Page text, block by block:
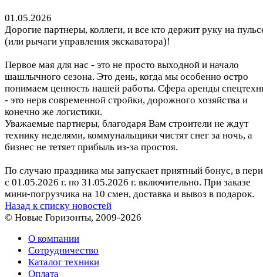
01.05.2026
Дорогие партнеры, коллеги, и все кто держит руку на
(или рычаги управления экскаватора)!
Первое мая для нас - это не просто выходной и начало
шашлычного сезона. Это день, когда мы особенно остро
понимаем ценность нашей работы. Сфера аренды
- это нерв современной стройки, дорожного хозяйства и
конечно же логистики.
Уважаемые партнеры, благодаря Вам строители не ждут
технику неделями, коммунальщики чистят снег за ночь, а
бизнес не тетяет прибыль из-за простоя.
По случаю праздника мы запускает приятный бонус, в
с 01.05.2026 г. по 31.05.2026 г. включительно. При заказе
мини-погрузчика на 10 смен, доставка и вывоз в подарок.
Назад к списку новостей
© Новые Горизонты, 2009-2026
О компании
Сотрудничество
Каталог техники
Оплата